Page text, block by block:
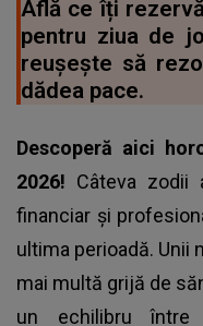
Află ce îți
pentru ziua de
reușește să
dădea pace.
Descoperă aici
2026! Câteva zodii
financiar și
ultima perioadă. Unii
mai multă grijă de
un echilibru între